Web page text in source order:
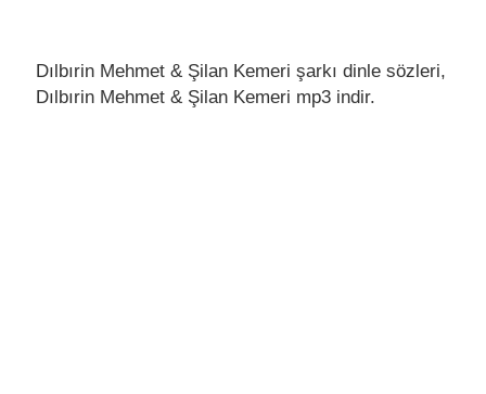
Dılbırin Mehmet & Şilan Kemeri şarkı dinle sözleri,
Dılbırin Mehmet & Şilan Kemeri mp3 indir.